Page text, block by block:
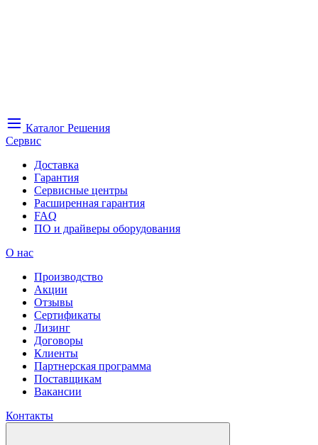
Каталог Решения
Сервис
Доставка
Гарантия
Сервисные центры
Расширенная гарантия
FAQ
ПО и драйверы оборудования
О нас
Производство
Акции
Отзывы
Сертификаты
Лизинг
Договоры
Клиенты
Партнерская программа
Поставщикам
Вакансии
Контакты